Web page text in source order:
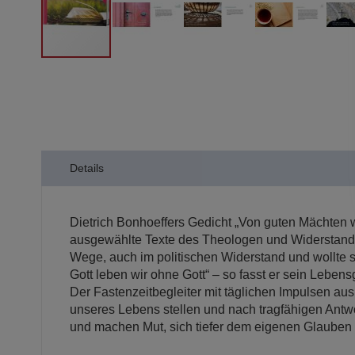
Details
Dietrich Bonhoeffers Gedicht „Von guten
ausgewählte Texte des Theologen und
Wege, auch im politischen Widerstand und wollte
Gott leben wir ohne Gott“ – so fasst er sein
Der Fastenzeitbegleiter mit täglichen Impulsen
unseres Lebens stellen und nach tragfähigen
und machen Mut, sich tiefer dem eigenen